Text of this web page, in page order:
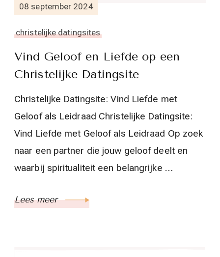
08 september 2024
christelijke datingsites
Vind Geloof en Liefde op een
Christelijke Datingsite
Christelijke Datingsite: Vind Liefde met
Geloof als Leidraad Christelijke Datingsite:
Vind Liefde met Geloof als Leidraad Op zoek
naar een partner die jouw geloof deelt en
waarbij spiritualiteit een belangrijke …
Lees meer